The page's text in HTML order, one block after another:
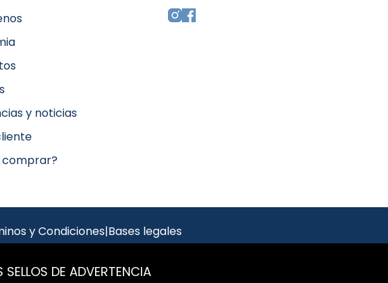
DE ADVERTENCIA
y noticias
comprar?
y Condiciones|Bases legales